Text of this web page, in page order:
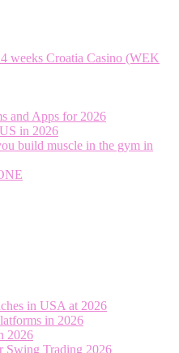
weeks Croatia Casino (WEK
and Apps for 2026
in 2026
build muscle in the gym in
in USA at 2026
in 2026
2026
Swing Trading 2026